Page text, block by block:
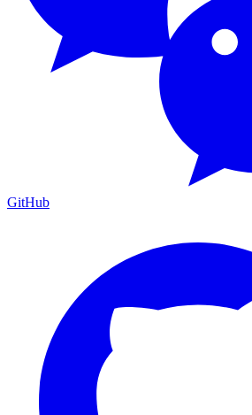
GitHub